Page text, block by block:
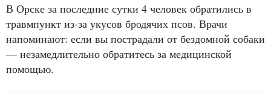
В Орске за последние сутки 4 человек обратились в
травмпункт из-за укусов бродячих псов. Врачи
напоминают: если вы пострадали от бездомной собаки
— незамедлительно обратитесь за медицинской
помощью.